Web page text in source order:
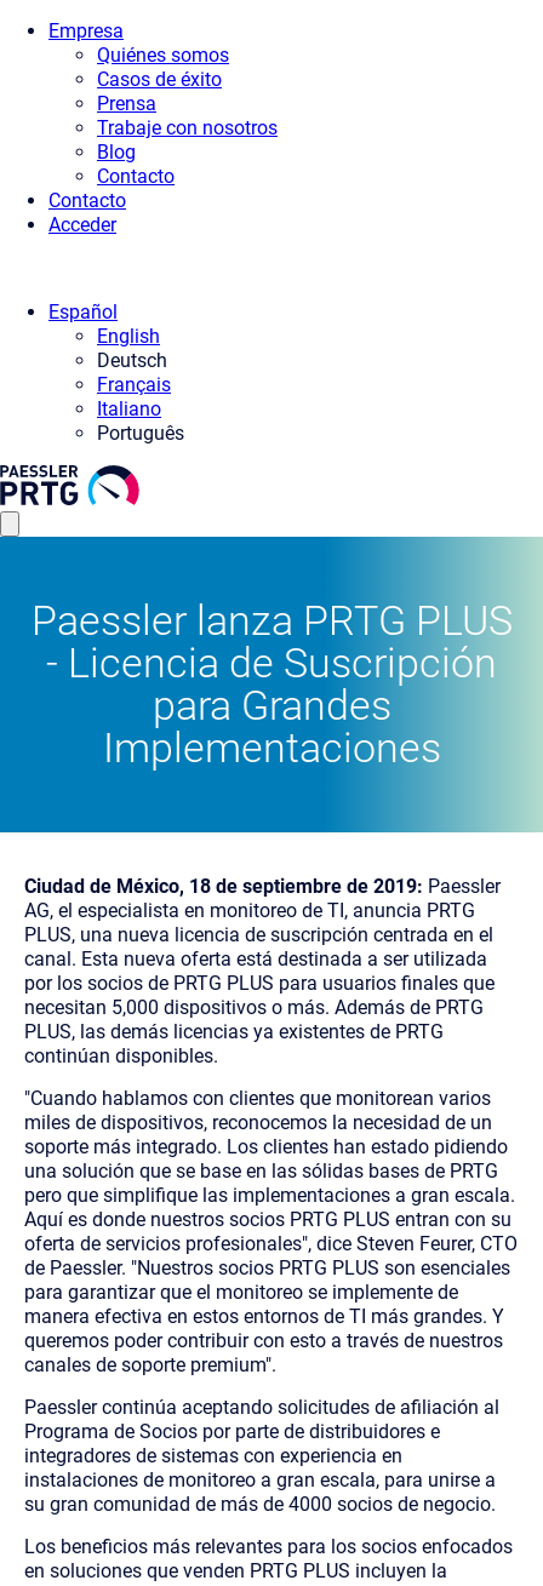
Empresa
Quiénes somos
Casos de éxito
Prensa
Trabaje con nosotros
Blog
Contacto
Contacto
Acceder
Español
English
Deutsch
Français
Italiano
Português
Paessler lanza PRTG PLUS
- Licencia de Suscripción
para Grandes
Implementaciones
Ciudad de México, 18 de septiembre de 2019: Paessler
AG, el especialista en monitoreo de TI, anuncia PRTG
PLUS, una nueva licencia de suscripción centrada en el
canal. Esta nueva oferta está destinada a ser utilizada
por los socios de PRTG PLUS para usuarios finales que
necesitan 5,000 dispositivos o más. Además de PRTG
PLUS, las demás licencias ya existentes de PRTG
continúan disponibles.
"Cuando hablamos con clientes que monitorean varios
miles de dispositivos, reconocemos la necesidad de un
soporte más integrado. Los clientes han estado pidiendo
una solución que se base en las sólidas bases de PRTG
pero que simplifique las implementaciones a gran escala.
Aquí es donde nuestros socios PRTG PLUS entran con su
oferta de servicios profesionales", dice Steven Feurer, CTO
de Paessler. "Nuestros socios PRTG PLUS son esenciales
para garantizar que el monitoreo se implemente de
manera efectiva en estos entornos de TI más grandes. Y
queremos poder contribuir con esto a través de nuestros
canales de soporte premium".
Paessler continúa aceptando solicitudes de afiliación al
Programa de Socios por parte de distribuidores e
integradores de sistemas con experiencia en
instalaciones de monitoreo a gran escala, para unirse a
su gran comunidad de más de 4000 socios de negocio.
Los beneficios más relevantes para los socios enfocados
en soluciones que venden PRTG PLUS incluyen la